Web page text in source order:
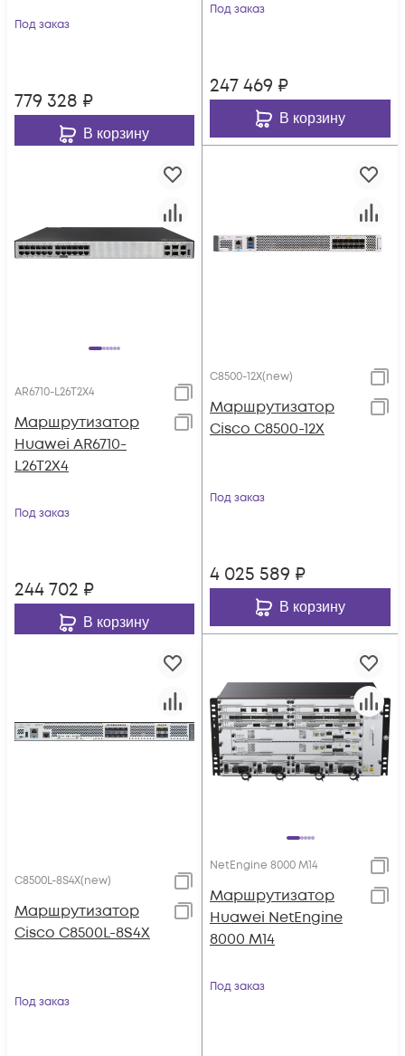
Под заказ
779 328 ₽
В корзину
Под заказ
247 469 ₽
В корзину
AR6710-L26T2X4
Маршрутизатор
Huawei AR6710-
L26T2X4
Под заказ
244 702 ₽
В корзину
C8500-12X(new)
Маршрутизатор
Cisco C8500-12X
Под заказ
4 025 589 ₽
В корзину
C8500L-8S4X(new)
Маршрутизатор
Cisco C8500L-8S4X
Под заказ
NetEngine 8000 M14
Маршрутизатор
Huawei NetEngine
8000 M14
Под заказ